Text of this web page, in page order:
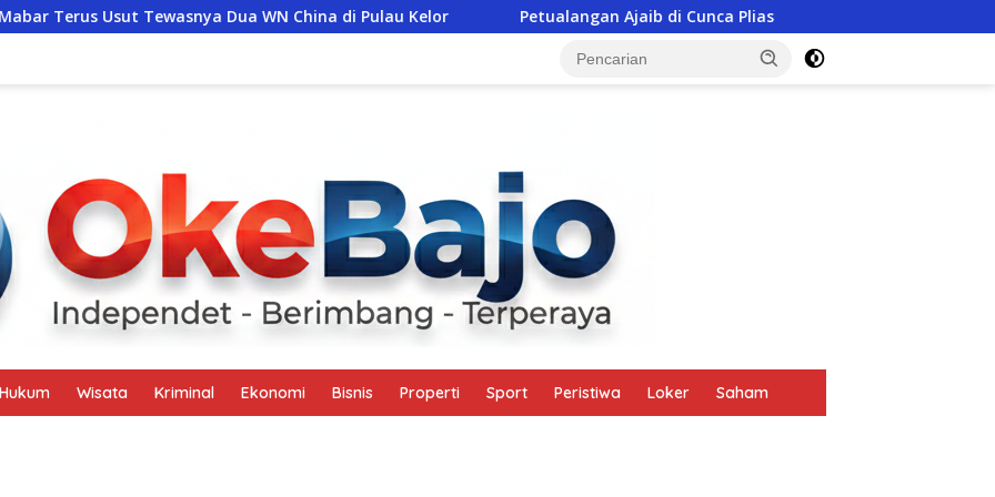
Dua WN China di Pulau Kelor Petualangan Ajaib di Cunca Plias Polisi Ikut Gotong Patung Bunda Maria
Hukum Wisata Kriminal Ekonomi Bisnis Properti Sport Peristiwa Loker Saham